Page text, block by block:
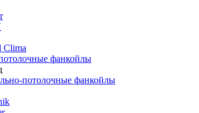
Clima
фанкойлы
потолочные фанкойлы